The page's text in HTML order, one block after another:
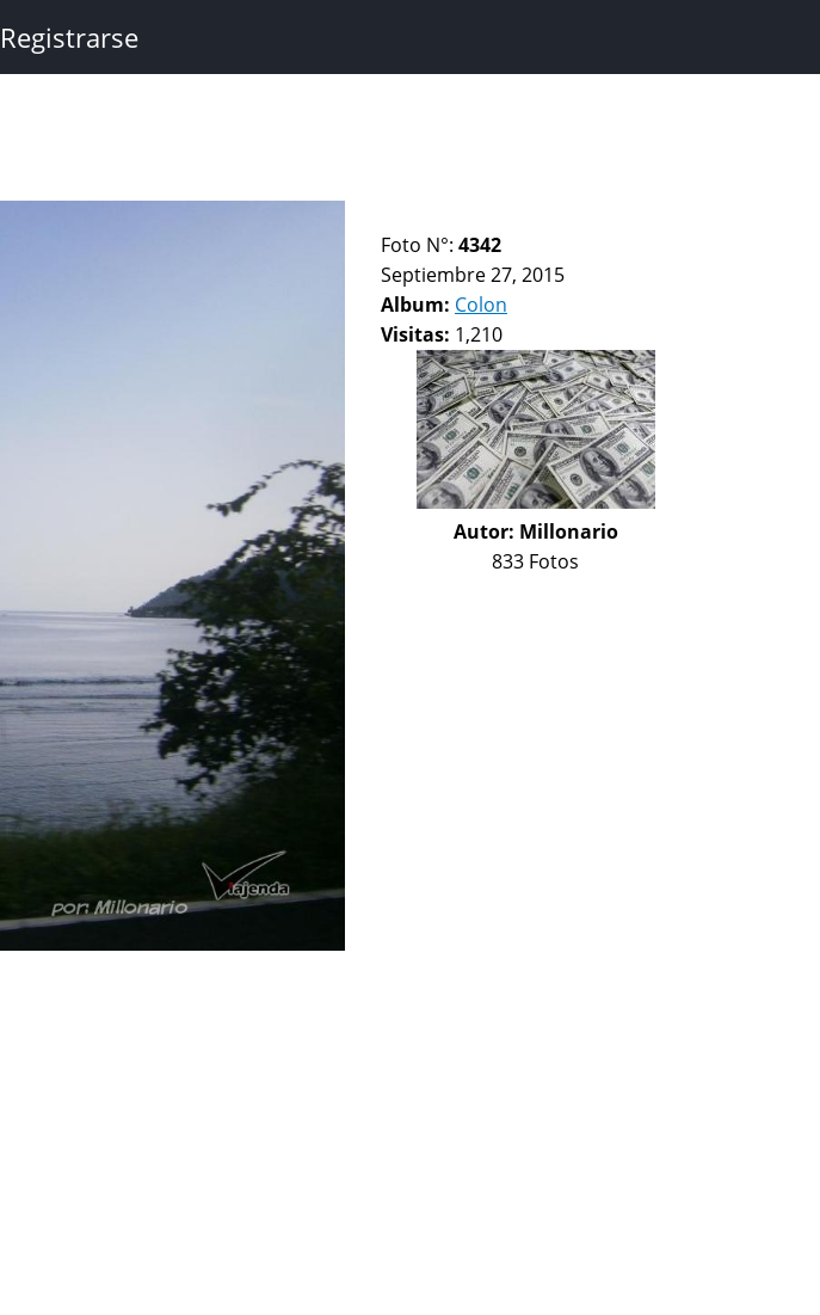
Registrarse
Foto N°: 4342
Septiembre 27, 2015
Album: Colon
Visitas: 1,210
Autor: Millonario
833 Fotos